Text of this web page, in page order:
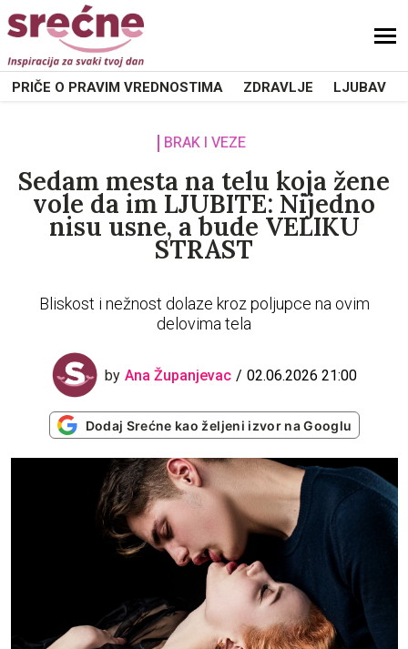
PRIČE O PRAVIM VREDNOSTIMA ZDRAVLJE LJUBAV
BRAK I VEZE
Sedam mesta na telu koja žene
vole da im LJUBITE: Nijedno
nisu usne, a bude VELIKU
STRAST
Bliskost i nežnost dolaze kroz poljupce na ovim
delovima tela
by Ana Županjevac 02.06.2026 21:00
Dodaj Srećne kao željeni izvor na Googlu